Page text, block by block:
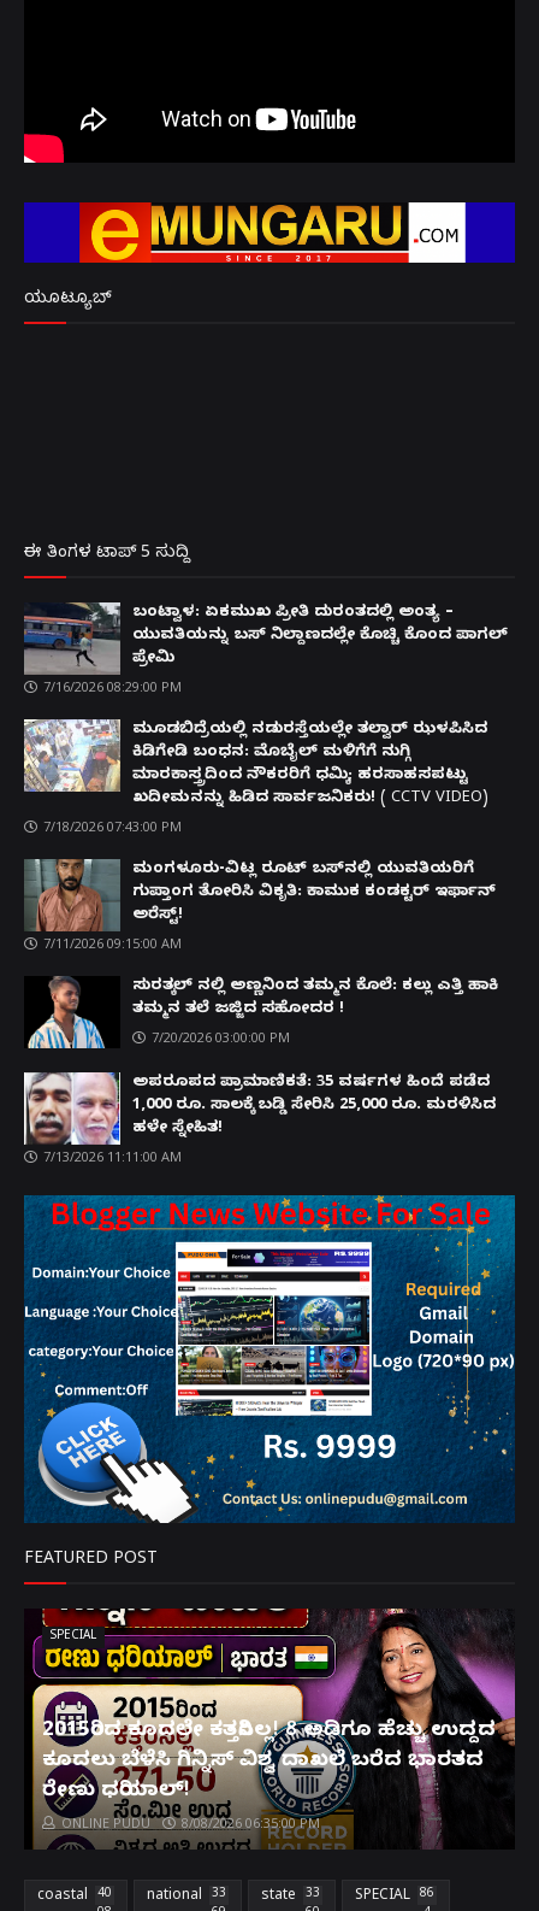
ಯೂಟ್ಯೂಬ್
ಈ ತಿಂಗಳ ಟಾಪ್ 5 ಸುದ್ದಿ
ಬಂಟ್ವಾಳ: ಏಕಮುಖ ಪ್ರೀತಿ ದುರಂತದಲ್ಲಿ ಅಂತ್ಯ –
ಯುವತಿಯನ್ನು ಬಸ್ ನಿಲ್ದಾಣದಲ್ಲೇ ಕೊಚ್ಚಿ ಕೊಂದ ಪಾಗಲ್
ಪ್ರೇಮಿ
7/16/2026 08:29:00 PM
ಮೂಡಬಿದ್ರೆಯಲ್ಲಿ ನಡುರಸ್ತೆಯಲ್ಲೇ ತಲ್ವಾರ್ ಝಳಪಿಸಿದ
ಕಿಡಿಗೇಡಿ ಬಂಧನ: ಮೊಬೈಲ್ ಮಳಿಗೆಗೆ ನುಗ್ಗಿ
ಮಾರಕಾಸ್ತ್ರದಿಂದ ನೌಕರರಿಗೆ ಧಮ್ಕಿ; ಹರಸಾಹಸಪಟ್ಟು
ಖದೀಮನನ್ನು ಹಿಡಿದ ಸಾರ್ವಜನಿಕರು! ( CCTV VIDEO)
7/18/2026 07:43:00 PM
ಮಂಗಳೂರು-ವಿಟ್ಲ ರೂಟ್ ಬಸ್‌ನಲ್ಲಿ ಯುವತಿಯರಿಗೆ
ಗುಪ್ತಾಂಗ ತೋರಿಸಿ ವಿಕೃತಿ: ಕಾಮುಕ ಕಂಡಕ್ಟರ್ ಇರ್ಫಾನ್
ಅರೆಸ್ಟ್!
7/11/2026 09:15:00 AM
ಸುರತ್ಕಲ್ ನಲ್ಲಿ ಅಣ್ಣನಿಂದ ತಮ್ಮನ ಕೊಲೆ: ಕಲ್ಲು ಎತ್ತಿ ಹಾಕಿ
ತಮ್ಮನ ತಲೆ ಜಜ್ಜಿದ ಸಹೋದರ !
7/20/2026 03:00:00 PM
ಅಪರೂಪದ ಪ್ರಾಮಾಣಿಕತೆ: 35 ವರ್ಷಗಳ ಹಿಂದೆ ಪಡೆದ
1,000 ರೂ. ಸಾಲಕ್ಕೆ ಬಡ್ಡಿ ಸೇರಿಸಿ 25,000 ರೂ. ಮರಳಿಸಿದ
ಹಳೇ ಸ್ನೇಹಿತ!
7/13/2026 11:11:00 AM
FEATURED POST
SPECIAL
2015ರಿಂದ ಕೂದಲೇ ಕತ್ತರಿಸಿಲ್ಲ! 8 ಅಡಿಗೂ ಹೆಚ್ಚು ಉದ್ದದ
ಕೂದಲು ಬೆಳೆಸಿ ಗಿನ್ನಿಸ್ ವಿಶ್ವ ದಾಖಲೆ ಬರೆದ ಭಾರತದ
ರೇಣು ಧರಿಯಾಲ್!
ONLINE PUDU 8/08/2026 06:35:00 PM
coastal
40
national
33
state
33
SPECIAL
86